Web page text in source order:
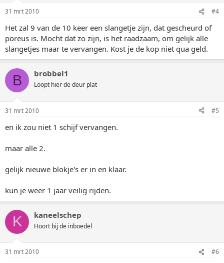
31 mrt 2010 #4
Het zal 9 van de 10 keer een slangetje zijn, dat gescheurd of
poreus is. Mocht dat zo zijn, is het raadzaam, om gelijk alle
slangetjes maar te vervangen. Kost je de kop niet qua geld.
B brobbel1
Loopt hier de deur plat
31 mrt 2010 #5
en ik zou niet 1 schijf vervangen.
maar alle 2.
gelijk nieuwe blokje's er in en klaar.
kun je weer 1 jaar veilig rijden.
K kaneelschep
Hoort bij de inboedel
31 mrt 2010 #6